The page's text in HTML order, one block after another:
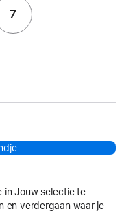
7
in Jouw selectie te
en verdergaan waar je